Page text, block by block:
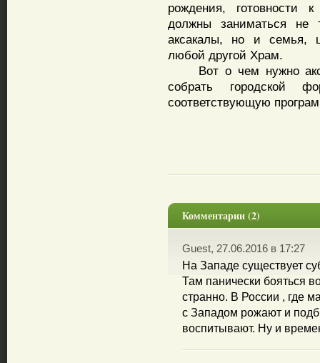
рождения, готовности к
должны заниматься не
аксакалы, но и семья,
любой другой Храм.
Вот о чем нужно
собрать городской
соответствующую
Комментарии (2)
Guest, 27.06.2016 в 17:27
На Западе существует
Там панически бояться
странно. В России , где
с Западом рожают и
воспитывают. Ну и